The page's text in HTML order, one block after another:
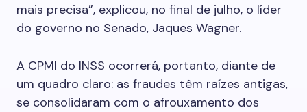
mais precisa”, explicou, no final de julho, o líder
do governo no Senado, Jaques Wagner.
A CPMI do INSS ocorrerá, portanto, diante de
um quadro claro: as fraudes têm raízes antigas,
se consolidaram com o afrouxamento dos